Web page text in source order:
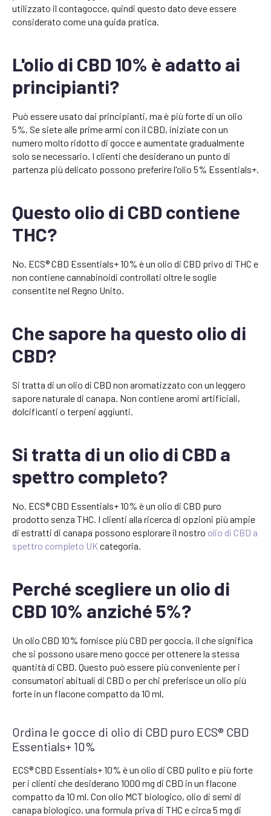
utilizzato il contagocce, quindi questo dato deve essere
considerato come una guida pratica.
L'olio di CBD 10% è adatto ai
principianti?
Può essere usato dai principianti, ma è più forte di un olio
5%. Se siete alle prime armi con il CBD, iniziate con un
numero molto ridotto di gocce e aumentate gradualmente
solo se necessario. I clienti che desiderano un punto di
partenza più delicato possono preferire l'olio 5% Essentials+.
Questo olio di CBD contiene
THC?
No. ECS® CBD Essentials+ 10% è un olio di CBD privo di THC e
non contiene cannabinoidi controllati oltre le soglie
consentite nel Regno Unito.
Che sapore ha questo olio di
CBD?
Si tratta di un olio di CBD non aromatizzato con un leggero
sapore naturale di canapa. Non contiene aromi artificiali,
dolcificanti o terpeni aggiunti.
Si tratta di un olio di CBD a
spettro completo?
No. ECS® CBD Essentials+ 10% è un olio di CBD puro
prodotto senza THC. I clienti alla ricerca di opzioni più ampie
di estratti di canapa possono esplorare il nostro olio di CBD a
spettro completo UK categoria.
Perché scegliere un olio di
CBD 10% anziché 5%?
Un olio CBD 10% fornisce più CBD per goccia, il che significa
che si possono usare meno gocce per ottenere la stessa
quantità di CBD. Questo può essere più conveniente per i
consumatori abituali di CBD o per chi preferisce un olio più
forte in un flacone compatto da 10 ml.
Ordina le gocce di olio di CBD puro ECS® CBD
Essentials+ 10%
ECS® CBD Essentials+ 10% è un olio di CBD pulito e più forte
per i clienti che desiderano 1000 mg di CBD in un flacone
compatto da 10 ml. Con olio MCT biologico, olio di semi di
canapa biologico, una formula priva di THC e circa 5 mg di